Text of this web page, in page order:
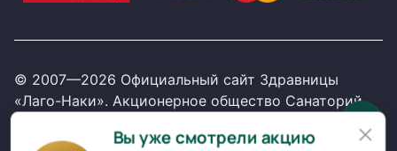
© 2007—2026 Официальный сайт Здравницы
«Лаго-Наки». Акционерное общество Санаторий
1072321001015. Все права защищены.Политика ×
Вы уже смотрели акцию